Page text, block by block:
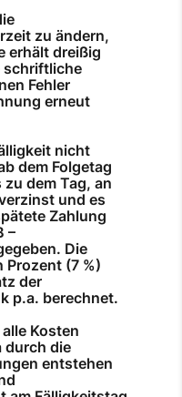
zu ändern,
erhält dreißig
schriftliche
Fehler
erneut
nicht
dem Folgetag
dem Tag, an
und es
Zahlung
–
Die
Prozent (7 %)
der
p.a. berechnet.
Kosten
durch die
entstehen